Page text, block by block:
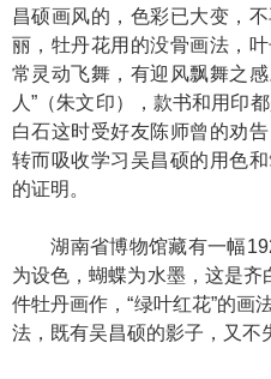
昌硕画风的，色彩已大变，
丽，牡丹花用的没骨画法，
常灵动飞舞，有迎风飘舞之感
人”（朱文印），款书和用印
白石这时受好友陈师曾的劝
转而吸收学习吴昌硕的用色
的证明。
湖南省博物馆藏有一幅
为设色，蝴蝶为水墨，这是齐
件牡丹画作，“绿叶红花”的画
法，既有吴昌硕的影子，又不